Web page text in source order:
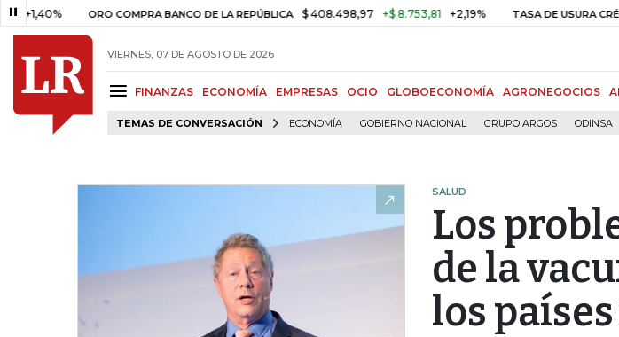
ORO COMPRA BANCO DE LA REPÚBLICA $ 408.498,97 +$ 8.753,81 +2,19% TASA DE USURA CRÉDITO
VIERNES, 07 DE AGOSTO DE 2026
FINANZAS ECONOMÍA EMPRESAS OCIO GLOBOECONOMÍA AGRONEGOCIOS
TEMAS DE CONVERSACIÓN ECONOMÍA GOBIERNO NACIONAL GRUPO ARGOS ODINSA
SALUD
Los
de la
los